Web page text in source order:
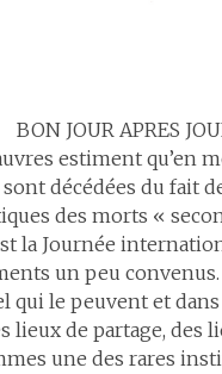
BON JOUR APRES
estiment qu’en
sont décédées du fait
des morts «
la Journée
un peu
qui le peuvent et
lieux de partage, des
une des rares